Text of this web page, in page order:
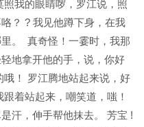
我的眼睛啰，罗江说，照
？ ? 我见他蹲下身，在我
。 真奇怪！一霎时，我那
地拿开他的手，说，你好
！ 罗江腾地站起来说，好
着站起来，嘲笑道，嗤！
汗，伸手帮他抹去。 芳宝 !